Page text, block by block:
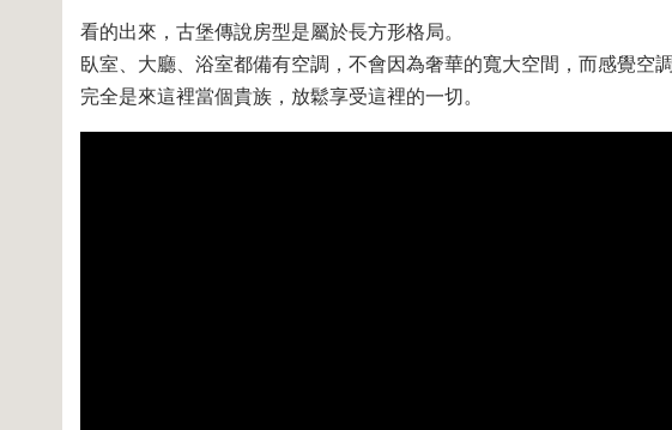
看的出來，古堡傳說房型是屬於長方形格局。
臥室、大廳、浴室都備有空調，不會因為奢華的寬大空間，而感覺空調
完全是來這裡當個貴族，放鬆享受這裡的一切。